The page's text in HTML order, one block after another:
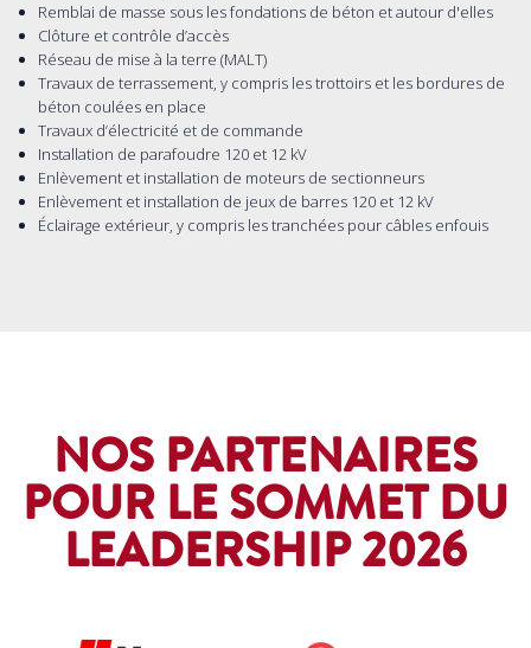
Remblai de masse sous les fondations de béton et autour d'elles
Clôture et contrôle d’accès
Réseau de mise à la terre (MALT)
Travaux de terrassement, y compris les trottoirs et les bordures de
béton coulées en place
Travaux d’électricité et de commande
Installation de parafoudre 120 et 12 kV
Enlèvement et installation de moteurs de sectionneurs
Enlèvement et installation de jeux de barres 120 et 12 kV
Éclairage extérieur, y compris les tranchées pour câbles enfouis
NOS PARTENAIRES
POUR LE SOMMET DU
LEADERSHIP 2026